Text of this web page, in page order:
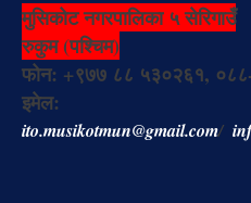
मुसिकोट नगरपालिका ५ सेरिगाउँ
रुकुम (पश्चिम)
फोन: +९७७ ८८ ५३०२६१,
इमेल:
ito.musikotmun@gmail.com/